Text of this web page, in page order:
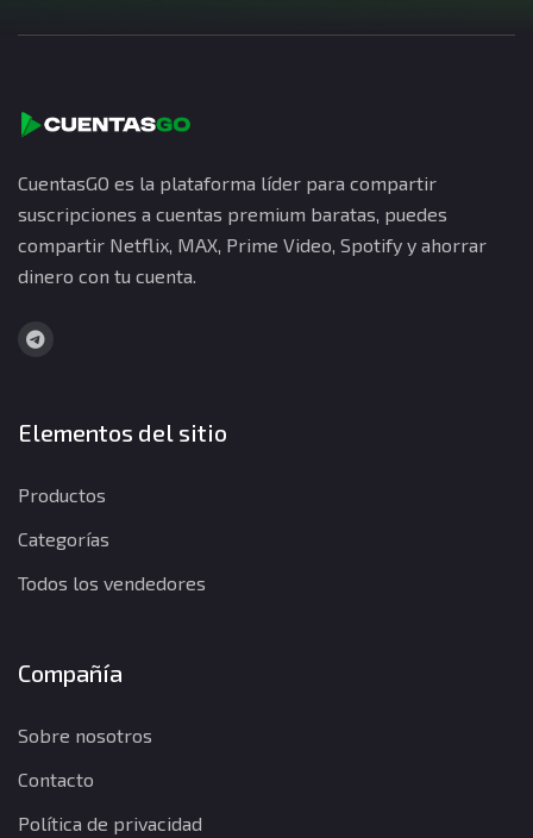
CuentasGO es la plataforma líder para compartir
suscripciones a cuentas premium baratas, puedes
compartir Netflix, MAX, Prime Video, Spotify y ahorrar
dinero con tu cuenta.
Elementos del sitio
Productos
Categorías
Todos los vendedores
Compañía
Sobre nosotros
Contacto
Política de privacidad